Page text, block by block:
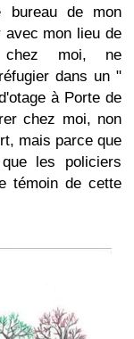
bureau de mon
avec mon lieu de
moi, ne
dans un "
à Porte de
chez moi, non
mais parce que
les policiers
témoin de cette